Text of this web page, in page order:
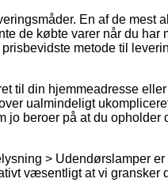
En af de mest
de købte varer når du har
metode til
til din hjemmeadresse
ualmindeligt
jo beroer på at du
> Udendørslamper
væsentligt at vi gransker